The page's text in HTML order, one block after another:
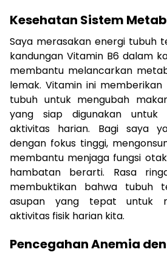
Kesehatan Sistem
Saya merasakan energi tubuh
kandungan Vitamin B6 dalam
membantu melancarkan
lemak. Vitamin ini
tubuh untuk mengubah
yang siap digunakan untuk
aktivitas harian. Bagi saya
dengan fokus tinggi,
membantu menjaga fungsi
hambatan berarti. Rasa
membuktikan bahwa tubuh
asupan yang tepat untuk
aktivitas fisik harian kita.
Pencegahan Anemia